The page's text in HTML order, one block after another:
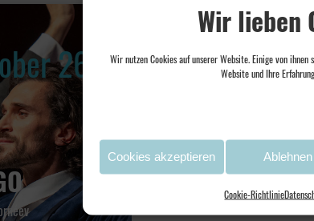
Wir lieben
Wir nutzen Cookies auf unserer Website. Einige von ihnen
Website und Ihre
Cookies akzeptieren Ablehnen
Cookie-Richtlinie
26